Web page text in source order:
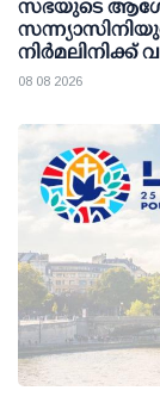
സഭയുടെ
നിർമലിനിക്ക്
08 08 2026